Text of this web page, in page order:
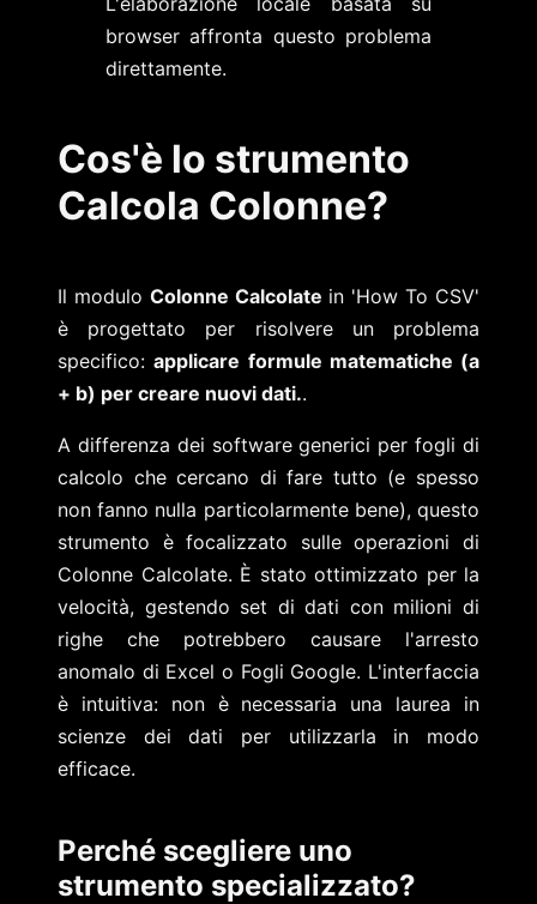
browser affronta questo problema
direttamente.
Cos'è lo strumento
Calcola Colonne?
Il modulo Colonne Calcolate in 'How To CSV'
è progettato per risolvere un problema
specifico:applicare formule matematiche (a
+ b) per creare nuovi dati..
A differenza dei software generici per fogli di
calcolo che cercano di fare tutto (e spesso
non fanno nulla particolarmente bene), questo
strumento è focalizzato sulle operazioni di
Colonne Calcolate. È stato ottimizzato per la
velocità, gestendo set di dati con milioni di
righe che potrebbero causare l'arresto
anomalo di Excel o Fogli Google. L'interfaccia
è intuitiva: non è necessaria una laurea in
scienze dei dati per utilizzarla in modo
efficace.
Perché scegliere uno
strumento specializzato?